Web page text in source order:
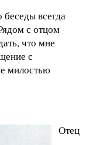
всегда
с отцом
что мне
с
милостью
Отец